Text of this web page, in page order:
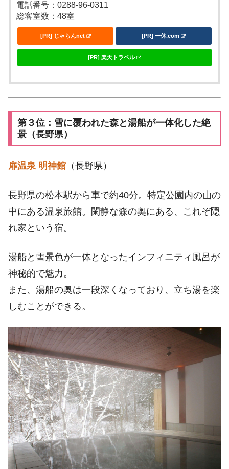
電話番号：0288-96-0311
総客室数：48室
[PR] じゃらんnet [PR] 一休.com
[PR] 楽天トラベル
第３位：雪に覆われた森と湯船が一体化した絶
景（長野県）
扉温泉 明神館 （長野県）
長野県の松本駅から車で約40分。特定公園内の山の
中にある温泉旅館。閑静な森の奥にある、これぞ隠
れ家という宿。
湯船と雪景色が一体となったインフィニティ風呂が
神秘的で魅力。
また、湯船の奥は一段深くなっており、立ち湯を楽
しむことができる。